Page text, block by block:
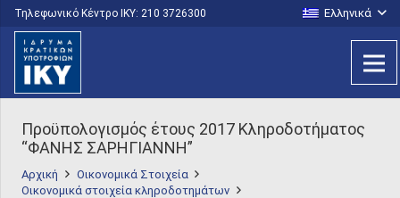
Τηλεφωνικό Κέντρο IKY: 210 3726300 Ελληνικά
Προϋπολογισμός έτους 2017 Κληροδοτήματος
“ΦΑΝΗΣ ΣΑΡΗΓΙΑΝΝΗ”
Αρχική
Οικονομικά Στοιχεία
Οικονομικά στοιχεία κληροδοτημάτων